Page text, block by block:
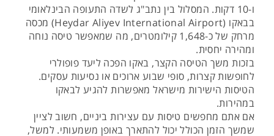
ו-10 דקות. המסלול בין נתב"ג לשדה התעופה הבינלאומי
בבאקו (Heydar Aliyev International Airport) מכסה
מרחק של כ-1,648 קילומטרים, מה שמאפשר טיסה נוחה
ומהירה יחסית.
בזכות משך הטיסה הקצר, באקו הפכה ליעד פופולרי
לחופשות קצרות, סופי שבוע ארוכים או נסיעות עסקים.
הטיסות הישירות מישראל מאפשרות להגיע לבאקו
במהירות.
אם אתם מחפשים טיסות עם עצירות ביניים, חשוב לציין
שמשך הזמן הכולל יכול להתארך באופן משמעותי. למשל,